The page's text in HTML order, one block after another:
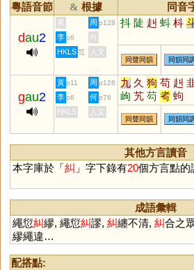
粵語音節 & 根據 同音
dau2
黃 周 p128 抖 陡 赳 蚪 枓
李 p6
何
HKLS 范 人文
同聲同韻 同韻同
gau2
黃 p11 周 p128 九 久 狗 苟 赳
岣 艽 芶 耇 蚼
李 p6 何 p76
HKLS 人文
同聲同韻 同韻同
其他方言讀音
本字庫於「糾 」字下錄有20個方言點的
成語彙輯
繩愆糾繆, 繩愆糾謬, 糾纏不清, 糾合之
繆繩違…
配搭點: